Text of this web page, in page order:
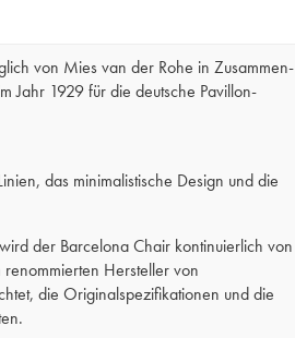
von Mies van der Rohe in Zusammen-
Jahr 1929 für die deutsche Pavillon-
das minimalistische Design und die
der Barcelona Chair kontinuierlich von
Hersteller von
die Original­spezifikationen und die